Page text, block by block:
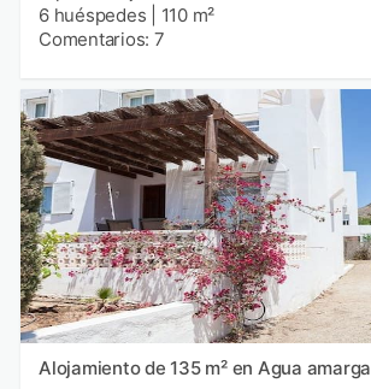
6 huéspedes
110 m²
Comentarios: 7
Alojamiento de 135 m² en Agua amarga